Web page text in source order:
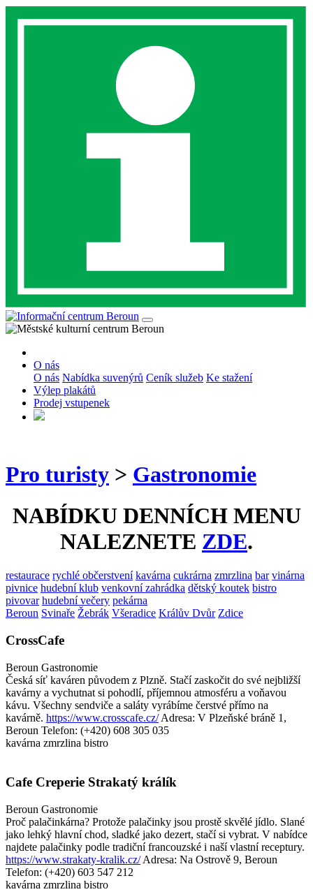
O nás
O nás Nabídka suvenýrů Ceník služeb Ke stažení
Výlep plakátů
Prodej vstupenek
Pro turisty > Gastronomie
NABÍDKU DENNÍCH MENU
NALEZNETE ZDE.
restaurace rychlé občerstvení kavárna cukrárna zmrzlina bar vinárna
pivnice hudební klub venkovní zahrádka dětský koutek bistro
pivovar hudební večery pekárna
Beroun Svinaře Žebrák Všeradice Králův Dvůr Zdice
CrossCafe
Beroun Gastronomie
Česká síť kaváren původem z Plzně. Stačí zaskočit do své nejbližší
kavárny a vychutnat si pohodlí, příjemnou atmosféru a voňavou
kávu. Všechny sendviče a saláty vyrábíme čerstvé přímo na
kavárně. https://www.crosscafe.cz/ Adresa: V Plzeňské bráně 1,
Beroun Telefon: (+420) 608 305 035
kavárna zmrzlina bistro
Cafe Creperie Strakatý králík
Beroun Gastronomie
Proč palačinkárna? Protože palačinky jsou prostě skvělé jídlo. Slané
jako lehký hlavní chod, sladké jako dezert, stačí si vybrat. V nabídce
najdete palačinky podle tradiční francouzské i naší vlastní receptury.
https://www.strakaty-kralik.cz/ Adresa: Na Ostrově 9, Beroun
Telefon: (+420) 603 547 212
kavárna zmrzlina bistro